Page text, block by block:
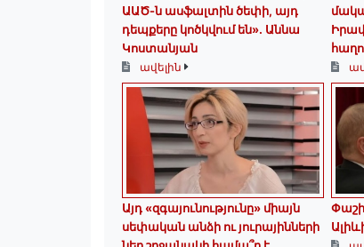
ԱԱԾ-ն ասֆալտին ծեփի, այդ
դեպքերը կոծկվում են»․ Աննա
Կոստանյան
ավելին
Այդ «զգայունությունը» միայն
սեփական անձի ու յուրայինների